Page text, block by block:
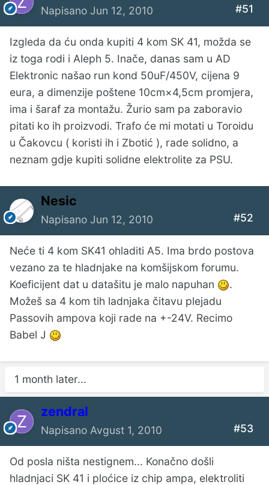
Napisano Jun 12, 2010 #51
Izgleda da ću onda kupiti 4 kom SK 41, možda se
iz toga rodi i Aleph 5. Inače, danas sam u AD
Elektronic našao run kond 50uF/450V, cijena 9
eura, a dimenzije poštene 10cm×4,5cm promjera,
ima i šaraf za montažu. Žurio sam pa zaboravio
pitati ko ih proizvodi. Trafo će mi motati u Toroidu
u Čakovcu ( koristi ih i Zbotić ), rade solidno, a
neznam gdje kupiti solidne elektrolite za PSU.
Nesic
Napisano Jun 12, 2010 #52
Neće ti 4 kom SK41 ohladiti A5. Ima brdo postova
vezano za te hladnjake na komšijskom forumu.
Koeficijent dat u datašitu je malo napuhan
.
Možeš sa 4 kom tih ladnjaka čitavu plejadu
Passovih ampova koji rade na +-24V. Recimo
Babel J
1 month later...
zendral
Napisano Avgust 1, 2010 #53
Od posla ništa nestignem... Konačno došli
hladnjaci SK 41 i ploćice iz chip ampa, elektroliti